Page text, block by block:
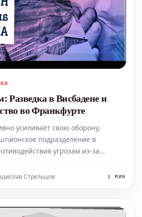
Разведка в Висбадене и
во Франкфурте
усиливает свою оборону,
подразделение в
угрозам из-за
большое количество
Стрельцов 1 МИН